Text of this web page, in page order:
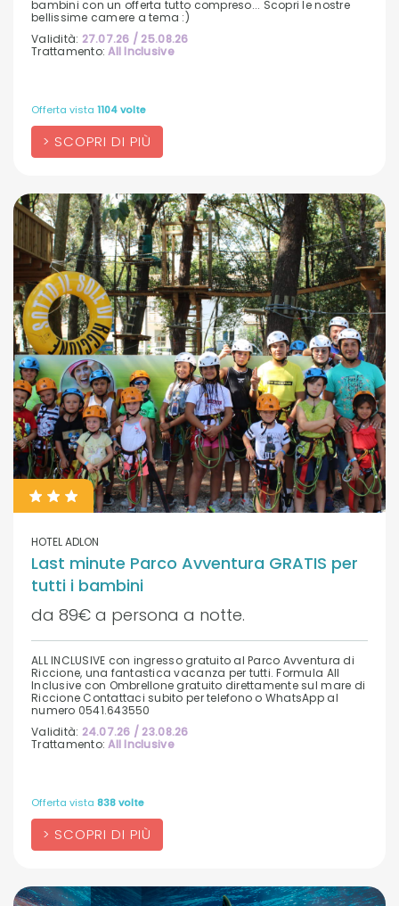
bambini con un offerta tutto compreso... Scopri le nostre
bellissime camere a tema :)
Validità: 27.07.26 / 25.08.26
Trattamento:All Inclusive
SCOPRI DI PIÙ
Offerta vista 1104 volte
HOTEL ADLON
Last minute Parco Avventura GRATIS per
tutti i bambini
da 89€ a persona a notte.
ALL INCLUSIVE con ingresso gratuito al Parco Avventura di
Riccione, una fantastica vacanza per tutti. Formula All
Inclusive con Ombrellone gratuito direttamente sul mare di
Riccione Contattaci subito per telefono o WhatsApp al
numero 0541.643550
Validità: 24.07.26 / 23.08.26
Trattamento:All Inclusive
SCOPRI DI PIÙ
Offerta vista 838 volte